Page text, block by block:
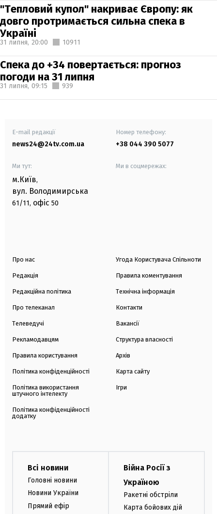
"Тепловий купол" накриває Європу: як
довго протримається сильна спека в
Україні
31 липня, 20:00 10911
Спека до +34 повертається: прогноз
погоди на 31 липня
31 липня, 09:15 939
E-mail редакції
news24@24tv.com.ua
Номер телефону:
+38 044 390 5077
Ми тут:
м.Київ,
вул. Володимирська
61/11, офіс 50
Ми в соцмережах:
Про нас
Редакція
Редакційна політика
Про телеканал
Телеведучі
Рекламодавцям
Правила користування
Політика конфіденційності
Політика використання
штучного інтелекту
Політика конфіденційності
додатку
Угода Користувача Спільноти
Правила коментування
Технічна інформація
Контакти
Вакансії
Структура власності
Архів
Карта сайту
Ігри
Всі новини
Головні новини
Новини України
Прямий ефір
Війна Росії з
Україною
Ракетні обстріли
Карта бойових дій